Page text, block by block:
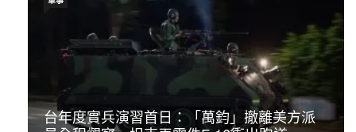
台年度實兵演習首日：「萬鈞」撤離美方派